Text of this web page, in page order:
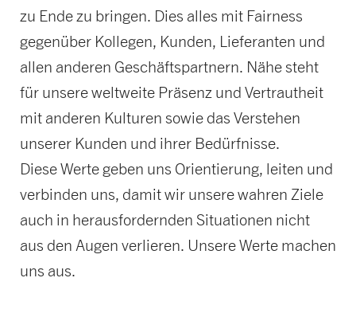
zu Ende zu bringen. Dies alles mit Fairness
gegenüber Kollegen, Kunden, Lieferanten und
allen anderen Geschäftspartnern. Nähe steht
für unsere weltweite Präsenz und Vertrautheit
mit anderen Kulturen sowie das Verstehen
unserer Kunden und ihrer Bedürfnisse.
Diese Werte geben uns Orientierung, leiten und
verbinden uns, damit wir unsere wahren Ziele
auch in herausfordernden Situationen nicht
aus den Augen verlieren. Unsere Werte machen
uns aus.